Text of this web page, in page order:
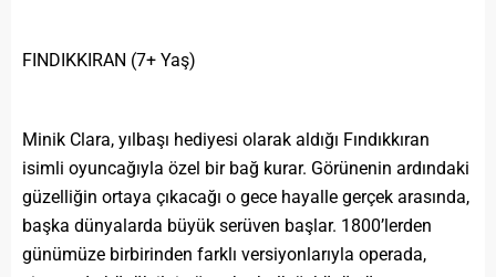
FINDIKKIRAN (7+ Yaş)
Minik Clara, yılbaşı hediyesi olarak aldığı Fındıkkıran
isimli oyuncağıyla özel bir bağ kurar. Görünenin ardındaki
güzelliğin ortaya çıkacağı o gece hayalle gerçek arasında,
başka dünyalarda büyük serüven başlar. 1800’lerden
günümüze birbirinden farklı versiyonlarıyla operada,